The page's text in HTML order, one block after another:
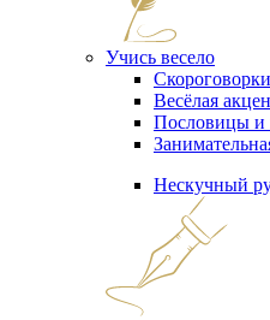
Учись весело
Скороговорки
Весёлая
Пословицы и
Нескучный